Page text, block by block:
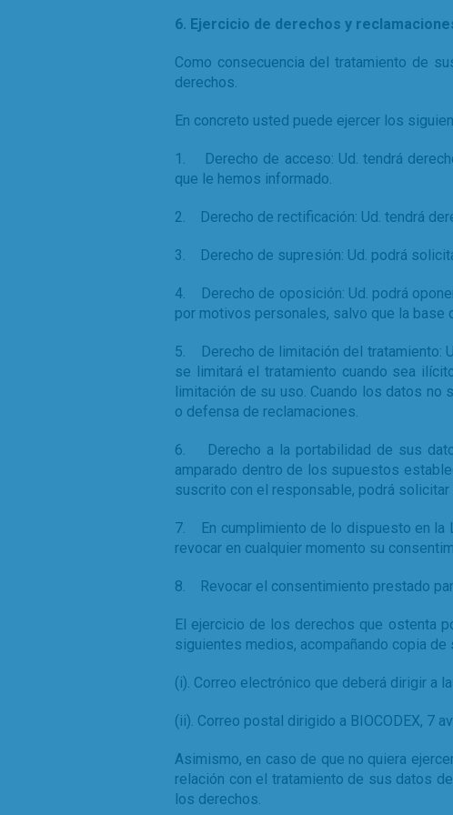
6. Ejercicio de derechos y
Como consecuencia del tratamiento de
derechos.
En concreto usted puede ejercer los
1. Derecho de acceso: Ud. tendrá
que le hemos informado.
2. Derecho de rectificación: Ud. tendrá
3. Derecho de supresión: Ud. podrá
4. Derecho de oposición: Ud. podrá
por motivos personales, salvo que la
5. Derecho de limitación del tratamiento:
se limitará el tratamiento cuando sea
limitación de su uso. Cuando los datos no
o defensa de reclamaciones.
6. Derecho a la portabilidad de sus
amparado dentro de los supuestos
suscrito con el responsable, podrá
7. En cumplimiento de lo dispuesto en la
revocar en cualquier momento su
8. Revocar el consentimiento prestado
El ejercicio de los derechos que ostenta
siguientes medios, acompañando copia
(i). Correo electrónico que deberá dirigir a
(ii). Correo postal dirigido a BIOCODEX, 7
Asimismo, en caso de que no quiera
relación con el tratamiento de sus datos
los derechos.